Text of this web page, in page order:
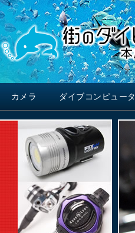
カメラ ダイブコンピュータ